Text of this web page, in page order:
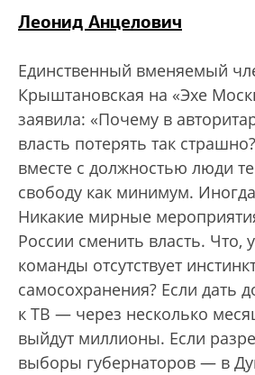
Леонид Анцелович
Единственный вменяемый
Крыштановская на «Эхе
заявила: «Почему в
власть потерять так
вместе с должностью люди
свободу как минимум.
Никакие мирные
России сменить власть. Что,
команды отсутствует
самосохранения? Если дать
к ТВ — через несколько
выйдут миллионы. Если
выборы губернаторов — в